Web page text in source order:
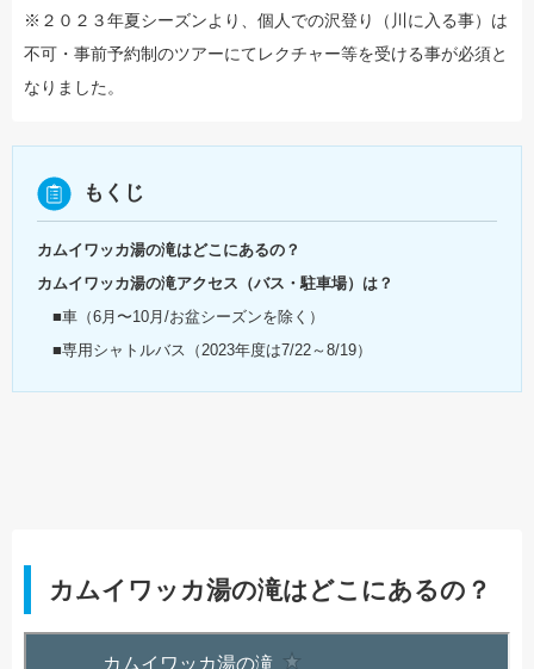
※２０２３年夏シーズンより、個人での沢登り（川に入る事）は
不可・事前予約制のツアーにてレクチャー等を受ける事が必須と
なりました。
もくじ
カムイワッカ湯の滝はどこにあるの？
カムイワッカ湯の滝アクセス（バス・駐車場）は？
■車（6月〜10月/お盆シーズンを除く）
■専用シャトルバス（2023年度は7/22～8/19）
カムイワッカ湯の滝はどこにあるの？